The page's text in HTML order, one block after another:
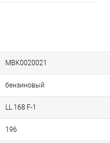
MBK0020021
бензиновый
LL 168 F-1
196